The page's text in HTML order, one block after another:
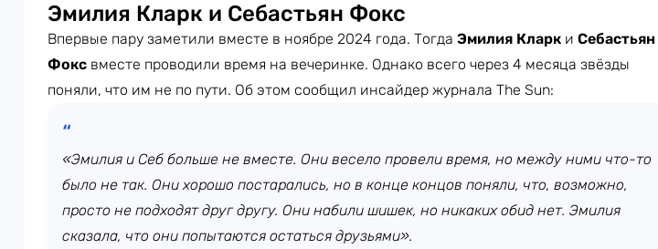
Эмилия Кларк и Себастьян Фокс
Впервые пару заметили вместе в ноябре 2024 года. Тогда Эмилия Кларк и Себастьян
Фокс вместе проводили время на вечеринке. Однако всего через 4 месяца звёзды
поняли, что им не по пути. Об этом сообщил инсайдер журнала The Sun:
«Эмилия и Себ больше не вместе. Они весело провели время, но между ними что-то
было не так. Они хорошо постарались, но в конце концов поняли, что, возможно,
просто не подходят друг другу. Они набили шишек, но никаких обид нет. Эмилия
сказала, что они попытаются остаться друзьями».